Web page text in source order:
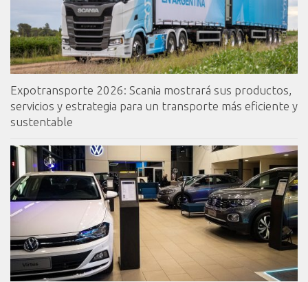
Expotransporte 2026: Scania mostrará sus productos,
servicios y estrategia para un transporte más eficiente y
sustentable